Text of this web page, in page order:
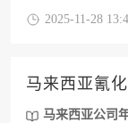
行业特殊监管
争激烈的市场
是企业维护良
2025-11-28
马来西亚氰
马来西亚公司